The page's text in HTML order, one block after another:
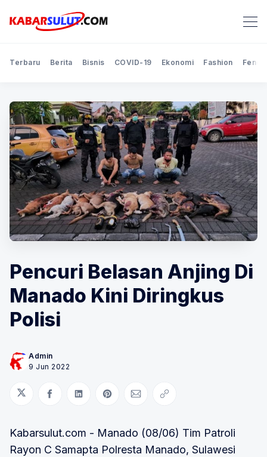
Terbaru Berita Bisnis COVID-19 Ekonomi Fashion
Pencuri Belasan Anjing Di
Manado Kini Diringkus
Polisi
Admin
9 Jun 2022
Bagikan di Twitter
Bagikan di Facebook
Bagikan di LinkedIn
Bagikan di Pinterest
Bagikan melalui Email
Salin tautan
Kabarsulut.com - Manado (08/06) Tim Patroli
Rayon C Samapta Polresta Manado, Sulawesi